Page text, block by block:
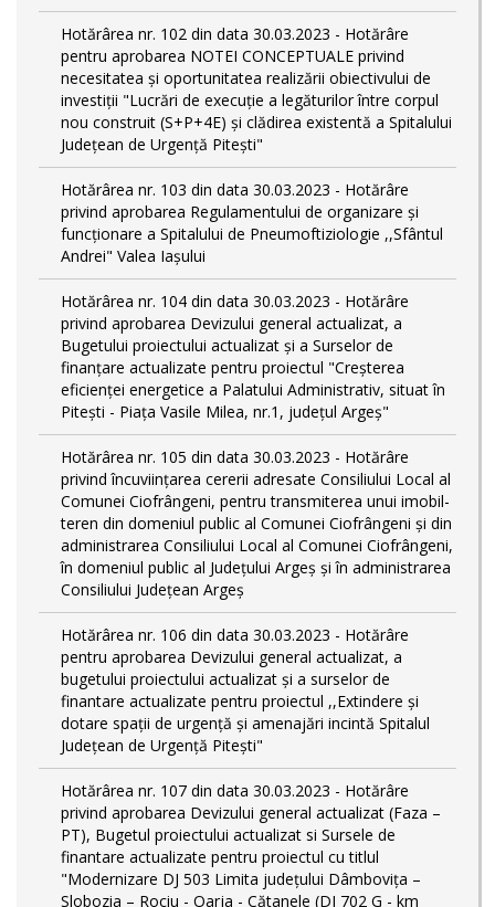
Hotărârea nr. 102 din data 30.03.2023 - Hotărâre
pentru aprobarea NOTEI CONCEPTUALE privind
necesitatea și oportunitatea realizării obiectivului de
investiții "Lucrări de execuție a legăturilor între corpul
nou construit (S+P+4E) și clădirea existentă a Spitalului
Județean de Urgență Pitești"
Hotărârea nr. 103 din data 30.03.2023 - Hotărâre
privind aprobarea Regulamentului de organizare și
funcționare a Spitalului de Pneumoftiziologie ,,Sfântul
Andrei" Valea Iașului
Hotărârea nr. 104 din data 30.03.2023 - Hotărâre
privind aprobarea Devizului general actualizat, a
Bugetului proiectului actualizat și a Surselor de
finanțare actualizate pentru proiectul "Creşterea
eficienţei energetice a Palatului Administrativ, situat în
Piteşti - Piaţa Vasile Milea, nr.1, judeţul Argeş"
Hotărârea nr. 105 din data 30.03.2023 - Hotărâre
privind încuviințarea cererii adresate Consiliului Local al
Comunei Ciofrângeni, pentru transmiterea unui imobil-
teren din domeniul public al Comunei Ciofrângeni și din
administrarea Consiliului Local al Comunei Ciofrângeni,
în domeniul public al Județului Argeș și în administrarea
Consiliului Județean Argeș
Hotărârea nr. 106 din data 30.03.2023 - Hotărâre
pentru aprobarea Devizului general actualizat, a
bugetului proiectului actualizat și a surselor de
finantare actualizate pentru proiectul ,,Extindere și
dotare spații de urgență și amenajări incintă Spitalul
Județean de Urgență Pitești"
Hotărârea nr. 107 din data 30.03.2023 - Hotărâre
privind aprobarea Devizului general actualizat (Faza –
PT), Bugetul proiectului actualizat si Sursele de
finantare actualizate pentru proiectul cu titlul
"Modernizare DJ 503 Limita județului Dâmbovița –
Slobozia – Rociu - Oarja - Cătanele (DJ 702 G - km